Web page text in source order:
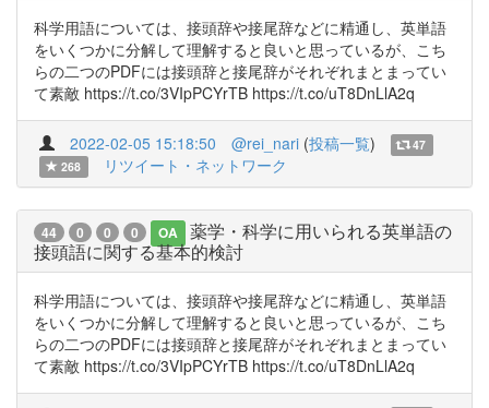
科学用語については、接頭辞や接尾辞などに精通し、英単語
をいくつかに分解して理解すると良いと思っているが、こち
らの二つのPDFには接頭辞と接尾辞がそれぞれまとまってい
て素敵 https://t.co/3VIpPCYrTB https://t.co/uT8DnLlA2q
2022-02-05 15:18:50 @rei_nari (投稿一覧)
47
268
リツイート・ネットワーク
44 0 0 0 OA
薬学・科学に用いられる英単語の
接頭語に関する基本的検討
科学用語については、接頭辞や接尾辞などに精通し、英単語
をいくつかに分解して理解すると良いと思っているが、こち
らの二つのPDFには接頭辞と接尾辞がそれぞれまとまってい
て素敵 https://t.co/3VIpPCYrTB https://t.co/uT8DnLlA2q